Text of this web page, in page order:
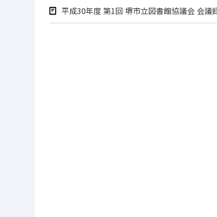
平成30年度 第1回 堺市立図書館協議会 会議